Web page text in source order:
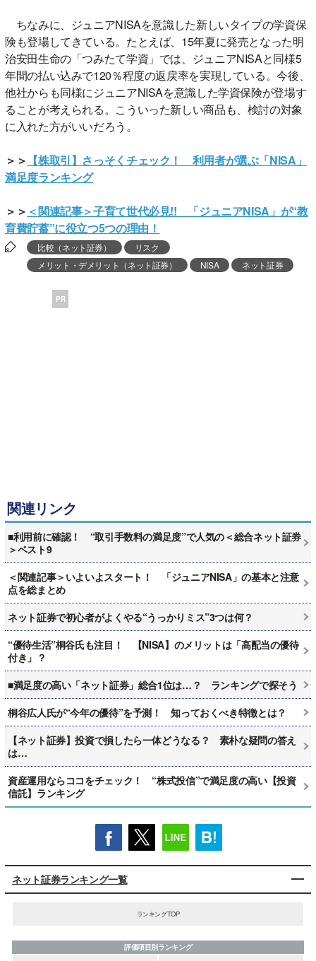
ちなみに、ジュニアNISAを意識した新しいタイプの学資保
険も登場してきている。たとえば、15年夏に発売となった明
治安田生命の「つみたて学資」では、ジュニアNISAと同様5
年間の払い込みで120％程度の返戻率を実現している。今後、
他社からも同様にジュニアNISAを意識した学資保険が登場す
ることが考えられる。こういった新しい商品も、検討の対象
に入れた方がいいだろう。
＞＞ 【株取引】さっそくチェック！ 利用者が選ぶ「NISA」
満足度ランキング
＞＞ ＜関連記事＞子育て世代必見!! 「ジュニアNISA」が“教
育費貯蓄”に役立つ5つの理由！
比較（ネット証券）
リスク
メリット・デメリット（ネット証券）
NISA ネット証券
PR
関連リンク
■利用前に確認！ “取引手数料の満足度”で人気の＜総合ネット証券
＞ベスト9
＜関連記事＞いよいよスタート！ 「ジュニアNISA」の基本と注意
点を総まとめ
ネット証券で初心者がよくやる“うっかりミス”3つは何？
“優待生活”桐谷氏も注目！ 【NISA】のメリットは「高配当の優待
付き」？
■満足度の高い「ネット証券」総合1位は…？ ランキングで探そう
桐谷広人氏が“今年の優待”を予測！ 知っておくべき特徴とは？
【ネット証券】投資で損したら一体どうなる？ 素朴な疑問の答え
は…
資産運用ならココをチェック！ “株式投信”で満足度の高い【投資
信託】ランキング
ネット証券ランキング一覧
ランキングTOP
評価項目別ランキング